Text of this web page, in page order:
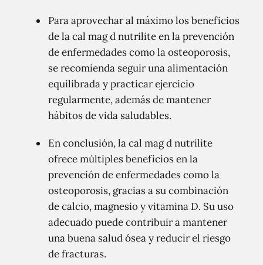
Para aprovechar al máximo los beneficios
de la cal mag d nutrilite en la prevención
de enfermedades como la osteoporosis,
se recomienda seguir una alimentación
equilibrada y practicar ejercicio
regularmente, además de mantener
hábitos de vida saludables.
En conclusión, la cal mag d nutrilite
ofrece múltiples beneficios en la
prevención de enfermedades como la
osteoporosis, gracias a su combinación
de calcio, magnesio y vitamina D. Su uso
adecuado puede contribuir a mantener
una buena salud ósea y reducir el riesgo
de fracturas.